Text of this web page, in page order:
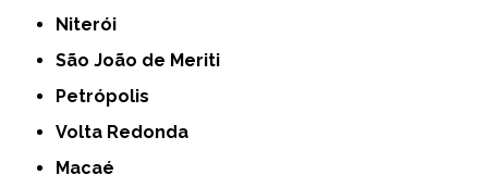
Niterói
São João de Meriti
Petrópolis
Volta Redonda
Macaé